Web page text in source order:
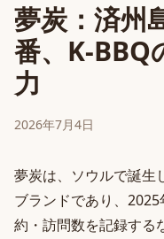
夢炭：済州
番、K-BBQ
力
2026年7月4日
夢炭は、ソウルで誕生
ブランドであり、
約・訪問数を記録する